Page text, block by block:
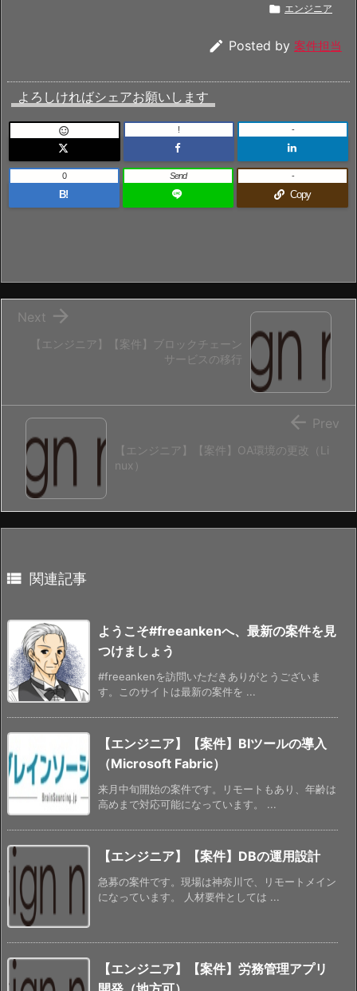
 エンジニア
 Posted by 案件担当
よろしければシェアお願いします
 ! -
B!
0 Send
Copy
-
【エンジニア】【案件】ブロックチェーン
サービスの移行

Next
【エンジニア】【案件】OA環境の更改（Li
nux）
 Prev
 関連記事
ようこそ#freeankenへ、最新の案件を見
つけましょう
#freeankenを訪問いただきありがとうございま
す。このサイトは最新の案件を ...
【エンジニア】【案件】BIツールの導入
（Microsoft Fabric）
来月中旬開始の案件です。リモートもあり、年齢は
高めまで対応可能になっています。 ...
【エンジニア】【案件】DBの運用設計
急募の案件です。現場は神奈川で、リモートメイン
になっています。 人材要件としては ...
【エンジニア】【案件】労務管理アプリ